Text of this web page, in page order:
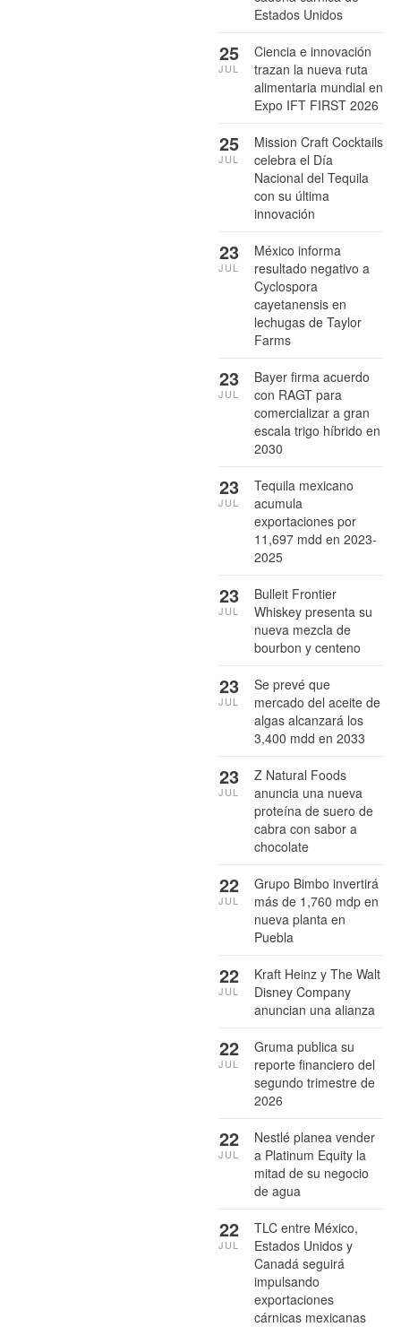
Estados Unidos
Ciencia e innovación
trazan la nueva ruta
alimentaria mundial en
Expo IFT FIRST 2026
25
JUL
Mission Craft Cocktails
celebra el Día
Nacional del Tequila
con su última
innovación
25
JUL
México informa
resultado negativo a
Cyclospora
cayetanensis en
lechugas de Taylor
Farms
23
JUL
Bayer firma acuerdo
con RAGT para
comercializar a gran
escala trigo híbrido en
2030
23
JUL
Tequila mexicano
acumula
exportaciones por
11,697 mdd en 2023-
2025
23
JUL
Bulleit Frontier
Whiskey presenta su
nueva mezcla de
bourbon y centeno
23
JUL
Se prevé que
mercado del aceite de
algas alcanzará los
3,400 mdd en 2033
23
JUL
Z Natural Foods
anuncia una nueva
proteína de suero de
cabra con sabor a
chocolate
23
JUL
Grupo Bimbo invertirá
más de 1,760 mdp en
nueva planta en
Puebla
22
JUL
Kraft Heinz y The Walt
Disney Company
anuncian una alianza
22
JUL
Gruma publica su
reporte financiero del
segundo trimestre de
2026
22
JUL
Nestlé planea vender
a Platinum Equity la
mitad de su negocio
de agua
22
JUL
TLC entre México,
Estados Unidos y
Canadá seguirá
impulsando
exportaciones
cárnicas mexicanas
22
JUL